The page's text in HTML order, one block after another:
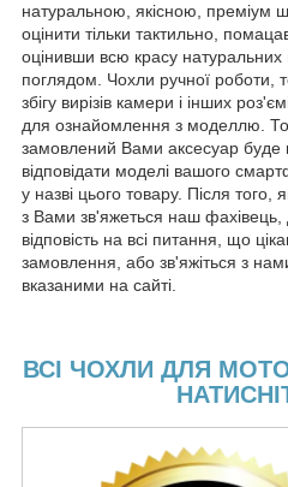
натуральною, якісною, преміум
оцінити тільки тактильно,
оцінивши всю красу натуральних
поглядом. Чохли ручної роботи,
збігу вирізів камери і інших
для ознайомлення з моделлю.
замовлений Вами аксесуар буде
відповідати моделі вашого
у назві цього товару. Після
з Вами зв'яжеться наш фахівець,
відповість на всі питання, що
замовлення, або зв'яжіться з
вказаними на сайті.
ВСІ ЧОХЛИ ДЛЯ